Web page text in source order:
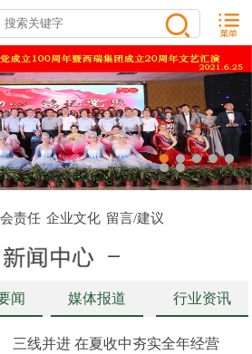
责任 企业文化 留言/建议
闻 行业资讯
媒体报道
三线并进 在夏收中夯实全年经营